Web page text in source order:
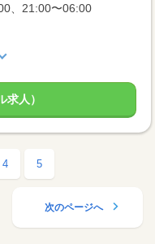
、21:00〜06:00
求人）
4 5
次のページへ